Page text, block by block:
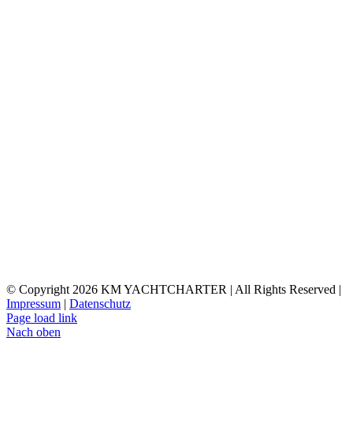
© Copyright 2026 KM YACHTCHARTER | All Rights Reserved |
Impressum | Datenschutz
Page load link
Nach oben